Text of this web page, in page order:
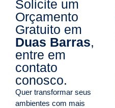
Solicite um
Orçamento
Gratuito em
Duas Barras,
entre em
contato
conosco.
Quer transformar seus
ambientes com mais